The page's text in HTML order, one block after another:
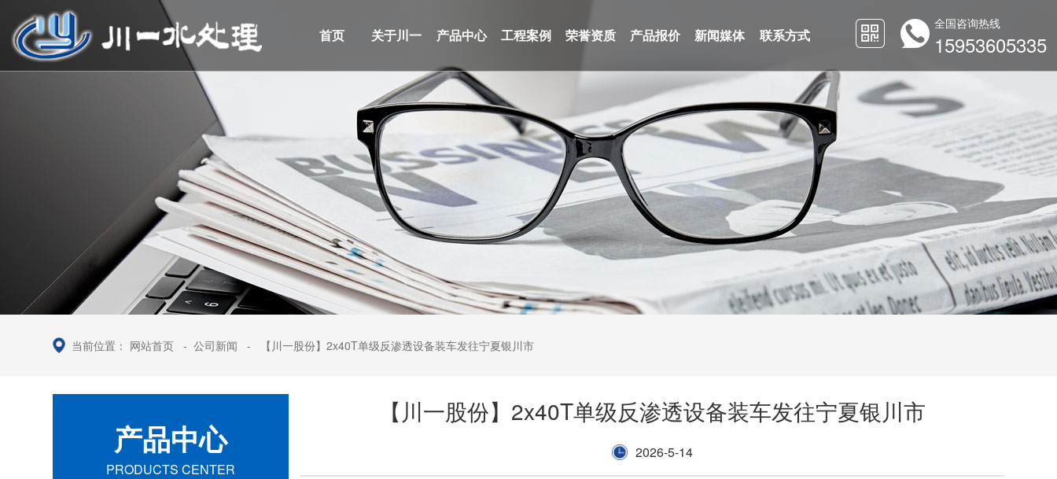
首页 关于川一 产品中心 工程案例 荣誉资质 产品报价 新闻媒体 联系方式
全国咨询热线
15953605335
当前位置： 网站首页 -公司新闻 - 【川一股份】2x40T单级反渗透设备装车发往宁夏银川市
产品中心
PRODUCTS CENTER
【川一股份】2x40T单级反渗透设备装车发往宁夏银川市
2026-5-14